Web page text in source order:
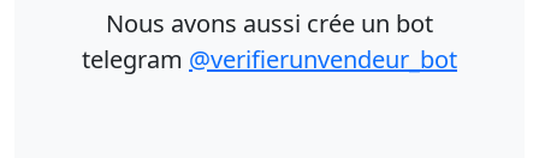
Nous avons aussi crée un bot
telegram @verifierunvendeur_bot